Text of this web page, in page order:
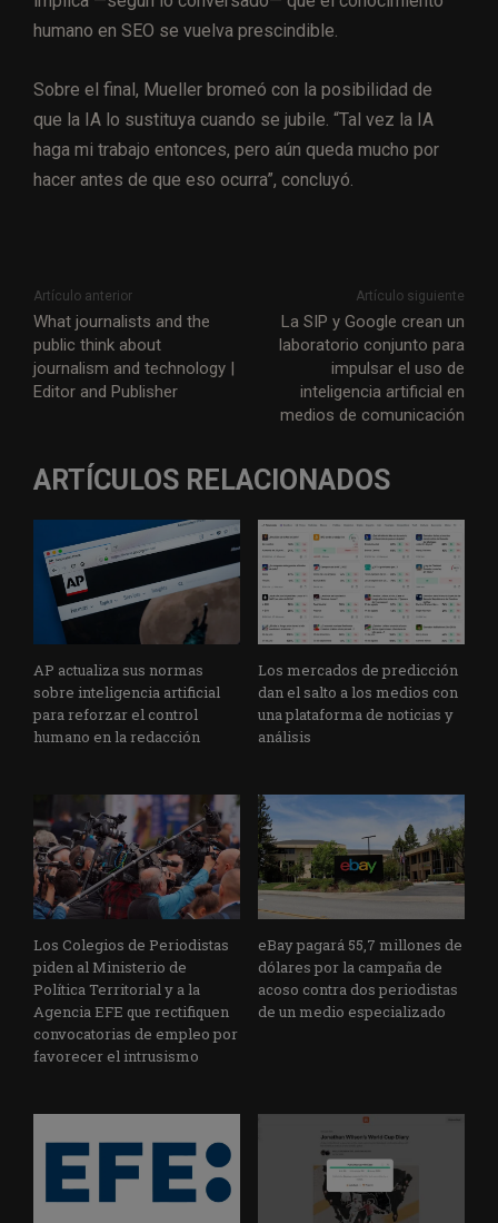
humano en SEO se vuelva prescindible.
Sobre el final, Mueller bromeó con la posibilidad de
que la IA lo sustituya cuando se jubile. “Tal vez la IA
haga mi trabajo entonces, pero aún queda mucho por
hacer antes de que eso ocurra”, concluyó.
Artículo anterior
What journalists and the
public think about
journalism and technology |
Editor and Publisher
Artículo siguiente
La SIP y Google crean un
laboratorio conjunto para
impulsar el uso de
inteligencia artificial en
medios de comunicación
ARTÍCULOS RELACIONADOS
AP actualiza sus normas
sobre inteligencia artificial
para reforzar el control
humano en la redacción
Los mercados de predicción
dan el salto a los medios con
una plataforma de noticias y
análisis
Los Colegios de Periodistas
piden al Ministerio de
Política Territorial y a la
Agencia EFE que rectifiquen
convocatorias de empleo por
favorecer el intrusismo
eBay pagará 55,7 millones de
dólares por la campaña de
acoso contra dos periodistas
de un medio especializado